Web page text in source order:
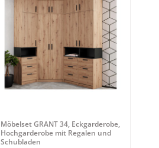
Möbelset GRANT 34, Eckgarderobe,
Hochgarderobe mit Regalen und
Schubladen